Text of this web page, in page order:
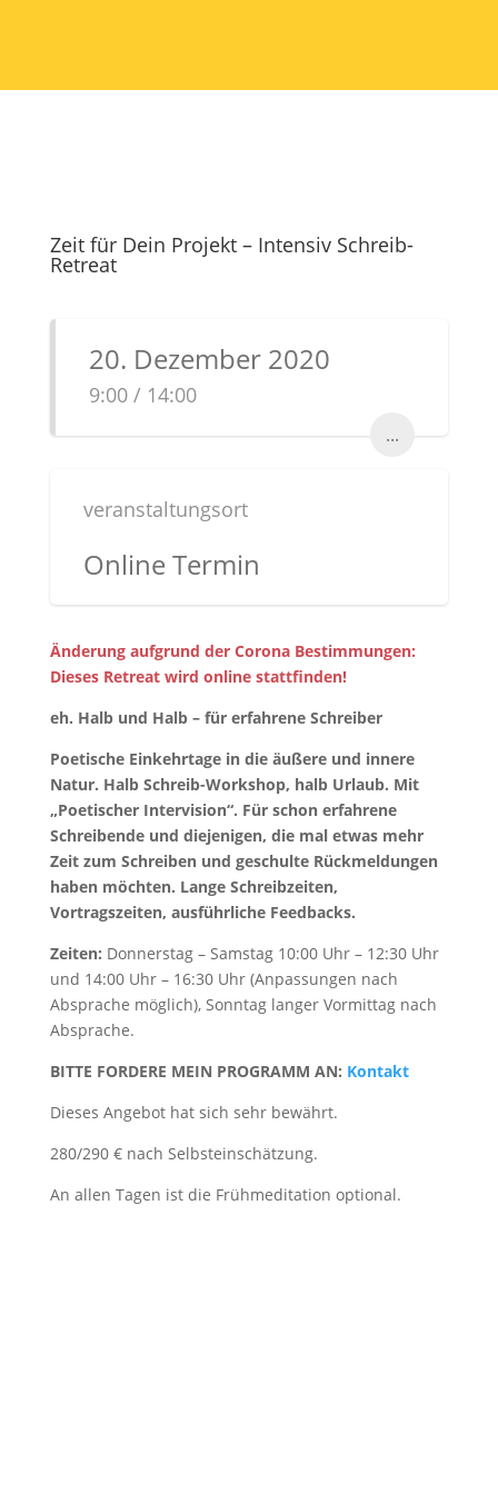
Zeit für Dein Projekt – Intensiv Schreib-
Retreat
20. Dezember 2020
9:00 / 14:00
...
veranstaltungsort
Online Termin
Änderung aufgrund der Corona Bestimmungen:
Dieses Retreat wird online stattfinden!
eh. Halb und Halb – für erfahrene Schreiber
Poetische Einkehrtage in die äußere und innere
Natur. Halb Schreib-Workshop, halb Urlaub. Mit
„Poetischer Intervision“. Für schon erfahrene
Schreibende und diejenigen, die mal etwas mehr
Zeit zum Schreiben und geschulte Rückmeldungen
haben möchten. Lange Schreibzeiten,
Vortragszeiten, ausführliche Feedbacks.
Zeiten: Donnerstag – Samstag 10:00 Uhr – 12:30 Uhr
und 14:00 Uhr – 16:30 Uhr (Anpassungen nach
Absprache möglich), Sonntag langer Vormittag nach
Absprache.
BITTE FORDERE MEIN PROGRAMM AN: Kontakt
Dieses Angebot hat sich sehr bewährt.
280/290 € nach Selbsteinschätzung.
An allen Tagen ist die Frühmeditation optional.